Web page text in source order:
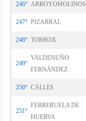
246° ARROYOMOLINOS
247° PIZARRAL
248° TORROX
249°
VALDENUÑO
FERNÁNDEZ
250° CALLES
251°
FERRERUELA DE
HUERVA